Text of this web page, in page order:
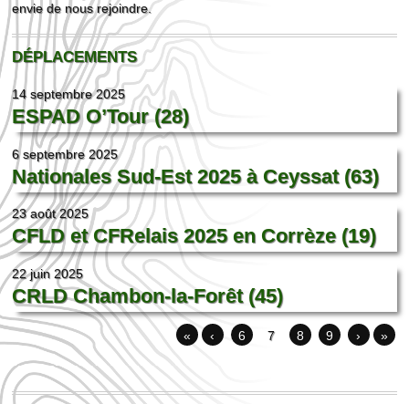
envie de nous rejoindre.
DÉPLACEMENTS
14 septembre 2025
ESPAD O’Tour (28)
6 septembre 2025
Nationales Sud-Est 2025 à Ceyssat (63)
23 août 2025
CFLD et CFRelais 2025 en Corrèze (19)
22 juin 2025
CRLD Chambon-la-Forêt (45)
« ‹ 6 7 8 9 › »